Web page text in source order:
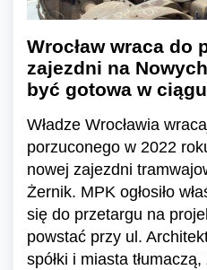
Wrocław wraca do
zajezdni na
być gotowa w
Władze Wrocławia
porzuconego w 2022
nowej zajezdni
Żernik. MPK ogłosiło
się do przetargu na
powstać przy ul.
spółki i miasta